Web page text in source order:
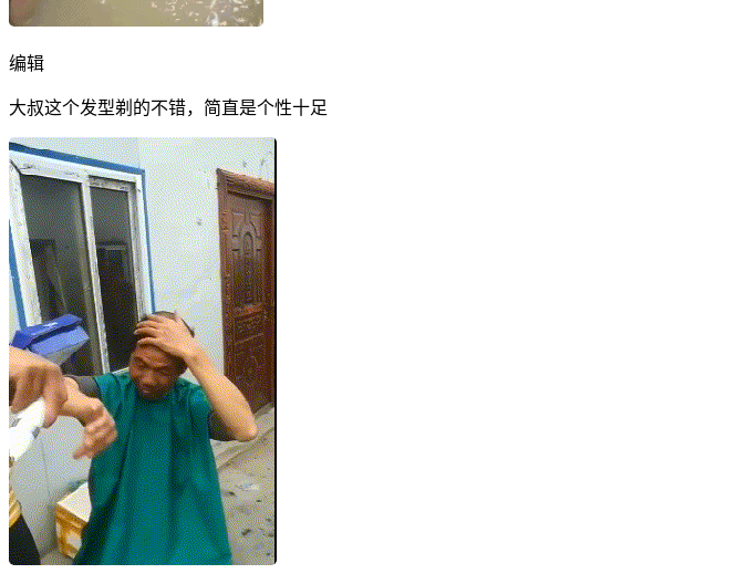
编辑
大叔这个发型剃的不错，简直是个性十足